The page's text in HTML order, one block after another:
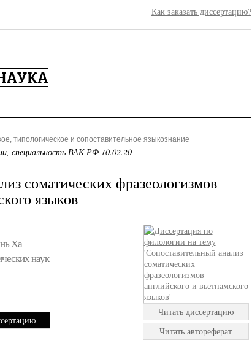
Как заказать диссертацию?
типологическое и сопоставительное языкознание
специальность ВАК РФ 10.02.20
соматических фразеологизмов
языков
Ха
наук
Читать диссертацию
Читать автореферат